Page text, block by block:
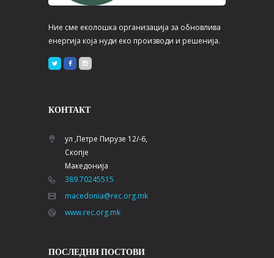
Ние сме еколошка организација за обновлива
енергија која нуди еко производи и решенија.
КОНТАКТ
ул ,Петре Пирузе 12/-6,
Скопје
Македонија
389.70245515
macedonia@rec.org.mk
www.rec.org.mk
ПОСЛЕДНИ ПОСТОВИ